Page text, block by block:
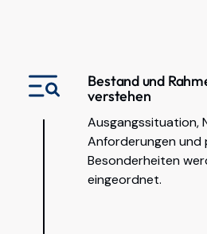
Bestand und
verstehen
Ausgangssituation,
Anforderungen
Besonderheiten
eingeordnet.